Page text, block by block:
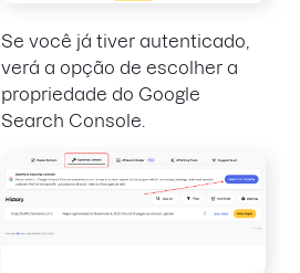
Se você já tiver autenticado,
verá a opção de escolher a
propriedade do Google
Search Console.